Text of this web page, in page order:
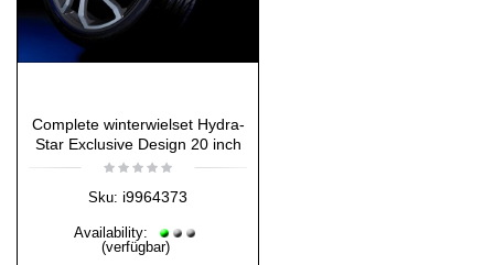
Complete winterwielset Hydra-
Star Exclusive Design 20 inch
Sku: i9964373
Availability:
(verfügbar)